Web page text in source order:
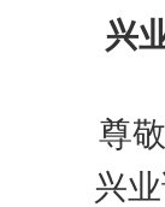
兴
尊
兴